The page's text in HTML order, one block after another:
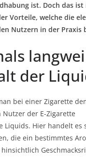
ist. Doch das ist
Vorteile, welche die
Nutzern in der Praxis
der
bei einer Zigarette
Nutzer der E-Zigarette
Liquids. Hier handelt es
die ein bestimmtes
hinsichtlich